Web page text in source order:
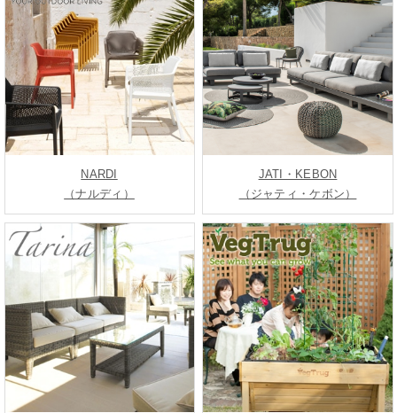
NARDI
（ナルディ）
JATI・KEBON
（ジャティ・ケボン）